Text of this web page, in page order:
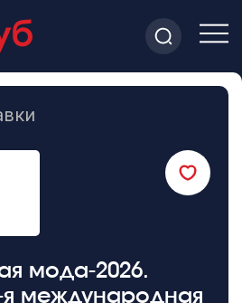
мода-2026.
международная